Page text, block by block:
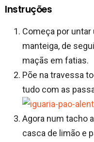
Instruções
Começa por
manteiga, de
maçãs em fatias.
Põe na travessa
tudo com as
Agora num tacho
casca de limão e